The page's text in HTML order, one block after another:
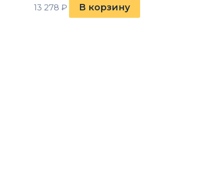
13 278₽ В корзину